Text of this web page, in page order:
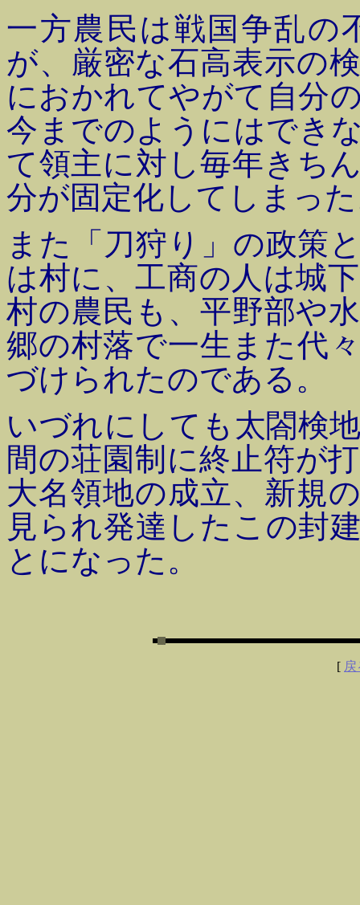
一方農民は戦国争乱の
が、厳密な石高表示の
におかれてやがて自分
今までのようにはでき
て領主に対し毎年きち
分が固定化してしまっ
また「刀狩り」の政策
は村に、工商の人は城
村の農民も、平野部や
郷の村落で一生また代
づけられたのである。
いづれにしても太閤検
間の荘園制に終止符が
大名領地の成立、新規
見られ発達したこの封
とになった。
[ 戻